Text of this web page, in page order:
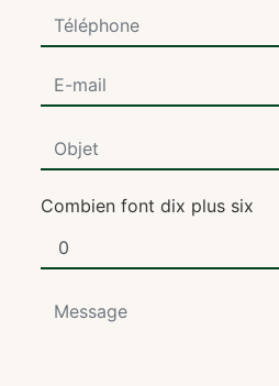
Combien font dix plus six